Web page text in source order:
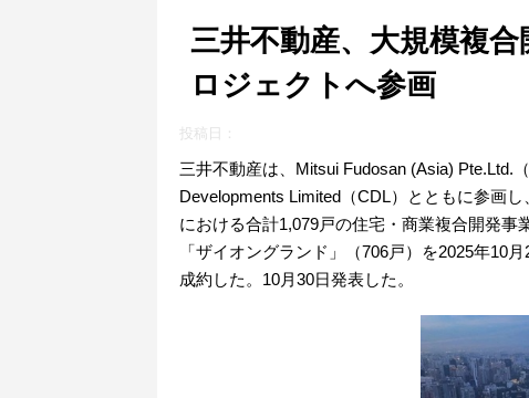
三井不動産、大規模複
ロジェクトへ参画
投稿日：
三井不動産は、Mitsui Fudosan (Asia) Pte.Ltd.
Developments Limited（CDL）とともに参画
における合計1,079戸の住宅・商業複合開発
「ザイオングランド」（706戸）を2025年10
成約した。10月30日発表した。